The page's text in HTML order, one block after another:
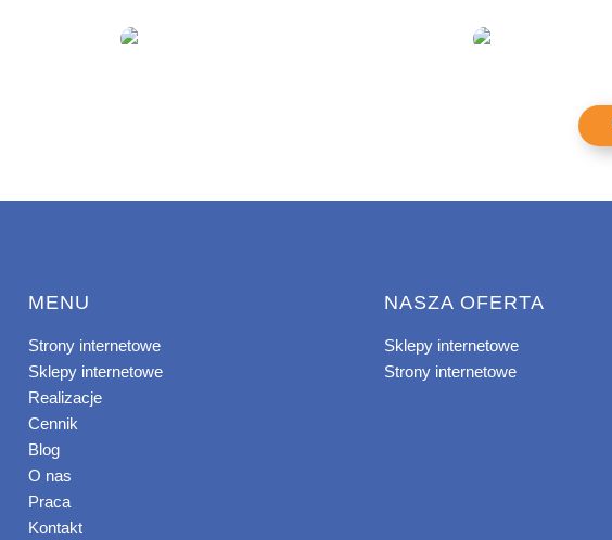
MENU
Strony internetowe
Sklepy internetowe
Realizacje
Cennik
Blog
O nas
Praca
Kontakt
NASZA OFERTA
Sklepy internetowe
Strony internetowe